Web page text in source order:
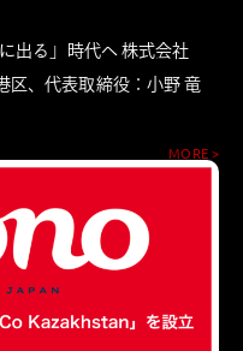
出る」時代へ 株式会社
区、代表取締役：小野 竜
MORE >